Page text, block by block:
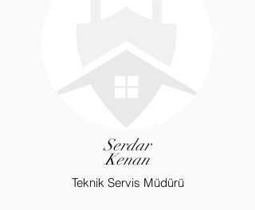
Serdar
Kenan
Teknik Servis Müdürü